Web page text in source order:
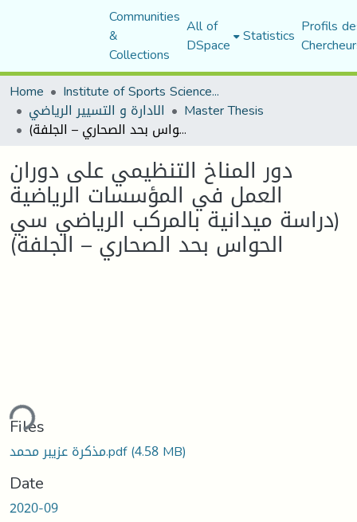
Communities
&
Collections
All of
DSpace Statistics Profils
Home
Institute of Sports Sciences and Techniques
الادارة و التسيير الرياضي Master Thesis
دور المناخ التنظيمي على دوران العمل في المؤسسات الرياضية (دراسة ميدانية بالمركب الرياضي سي الحواس بحد الصحاري – الجلفة)
دور المناخ التنظيمي على دوران
العمل في المؤسسات الرياضية
(دراسة ميدانية بالمركب الرياضي سي
الحواس بحد الصحاري – الجلفة)
Files
مذكرة عزيبر محمد.pdf(4.58 MB)
Date
2020-09